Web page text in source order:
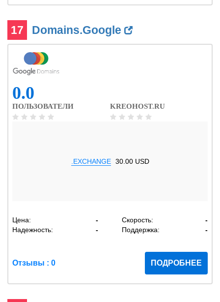
17 Domains.Google
0.0
ПОЛЬЗОВАТЕЛИ KREOHOST.RU
.EXCHANGE 30.00 USD
Цена: - Скорость:
-
Надежность:
- Поддержка: -
Отзывы : 0 ПОДРОБНЕЕ